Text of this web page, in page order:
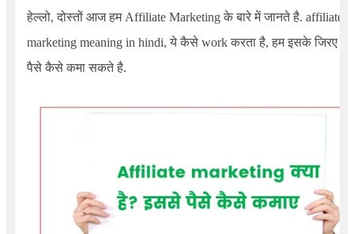
हेल्लो, दोस्तों आज हम AffiliateMarketing के बारे में जानते है. affiliate
marketing meaning in hindi, ये कैसे work करता है, हम इसके जिरए
पैसे कैसे कमा सकते है.